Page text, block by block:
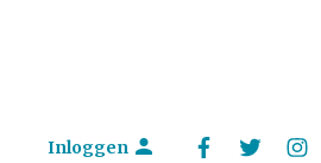
Inloggen